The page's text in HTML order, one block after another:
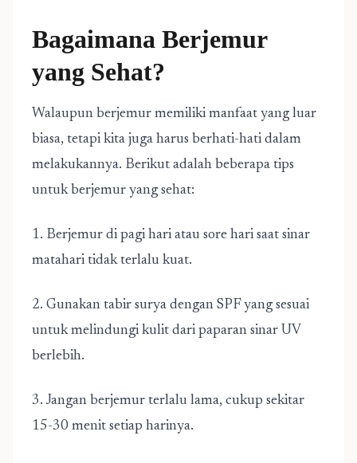
Bagaimana Berjemur
yang Sehat?
Walaupun berjemur memiliki manfaat yang luar
biasa, tetapi kita juga harus berhati-hati dalam
melakukannya. Berikut adalah beberapa tips
untuk berjemur yang sehat:
1. Berjemur di pagi hari atau sore hari saat sinar
matahari tidak terlalu kuat.
2. Gunakan tabir surya dengan SPF yang sesuai
untuk melindungi kulit dari paparan sinar UV
berlebih.
3. Jangan berjemur terlalu lama, cukup sekitar
15-30 menit setiap harinya.